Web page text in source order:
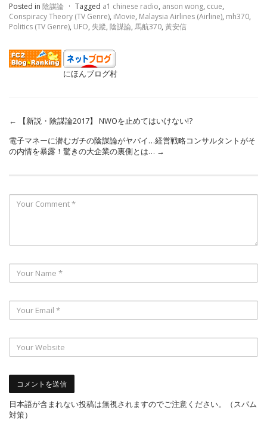
Posted in 陰謀論 · Tagged a1 chinese radio, anson wong, ccue,
Conspiracy Theory (TV Genre), iMovie, Malaysia Airlines (Airline), mh370,
Politics (TV Genre), UFO, 失蹤, 陰謀論, 馬航370, 黃安信
にほんブログ村
←
【新説・陰謀論2017】 NWOを止めてはいけない!?
電子マネーに潜むガチの陰謀論がヤバイ…経営戦略コンサルタントがそ
の内情を暴露！驚きの大企業の裏側とは… →
日本語が含まれない投稿は無視されますのでご注意ください。（スパム
対策）